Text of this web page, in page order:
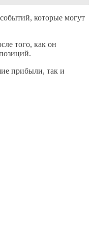
которые могут
того, как он
прибыли, так и